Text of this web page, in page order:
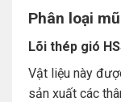
Phân loại
Lõi thép gió
Vật liệu này
sản xuất các